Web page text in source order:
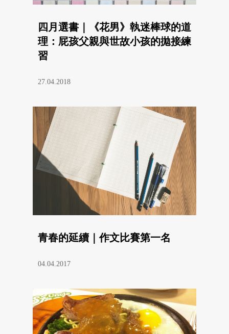
四月選書｜《花男》執迷棒球的道
理：屁孩父親與世故小孩的拋接練
習
27.04.2018
青春的延續｜作文比賽第一名
04.04.2017